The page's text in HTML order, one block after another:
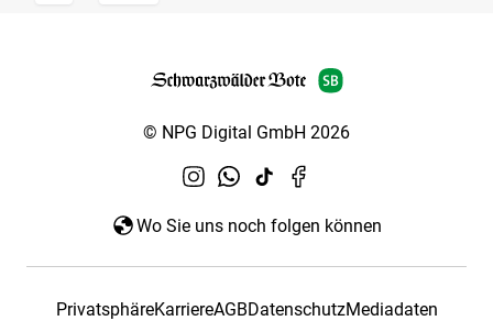
© NPG Digital GmbH 2026
Wo Sie uns noch folgen können
PrivatsphäreKarriereAGBDatenschutzMediadaten